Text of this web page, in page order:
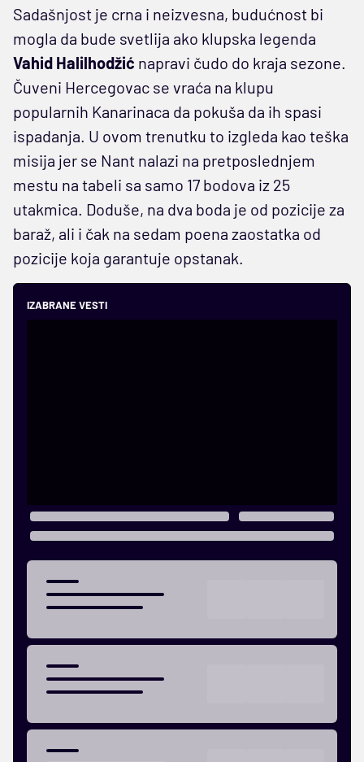
Sadašnjost je crna i neizvesna, budućnost bi
mogla da bude svetlija ako klupska legenda
Vahid Halilhodžić napravi čudo do kraja sezone.
Čuveni Hercegovac se vraća na klupu
popularnih Kanarinaca da pokuša da ih spasi
ispadanja. U ovom trenutku to izgleda kao teška
misija jer se Nant nalazi na pretposlednjem
mestu na tabeli sa samo 17 bodova iz 25
utakmica. Doduše, na dva boda je od pozicije za
baraž, ali i čak na sedam poena zaostatka od
pozicije koja garantuje opstanak.
IZABRANE VESTI